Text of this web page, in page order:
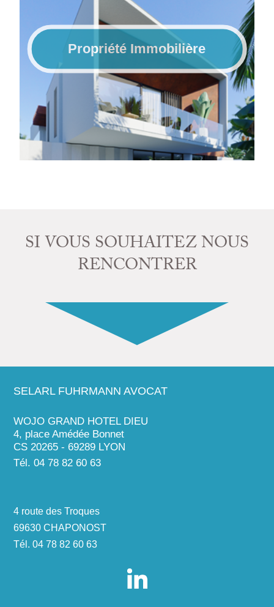
Propriété Immobilière
SI VOUS SOUHAITEZ NOUS
RENCONTRER
SELARL FUHRMANN AVOCAT
WOJO GRAND HOTEL DIEU
4, place Amédée Bonnet
CS 20265 - 69289 LYON
Tél. 04 78 82 60 63
4 route des Troques
69630 CHAPONOST
Tél. 04 78 82 60 63